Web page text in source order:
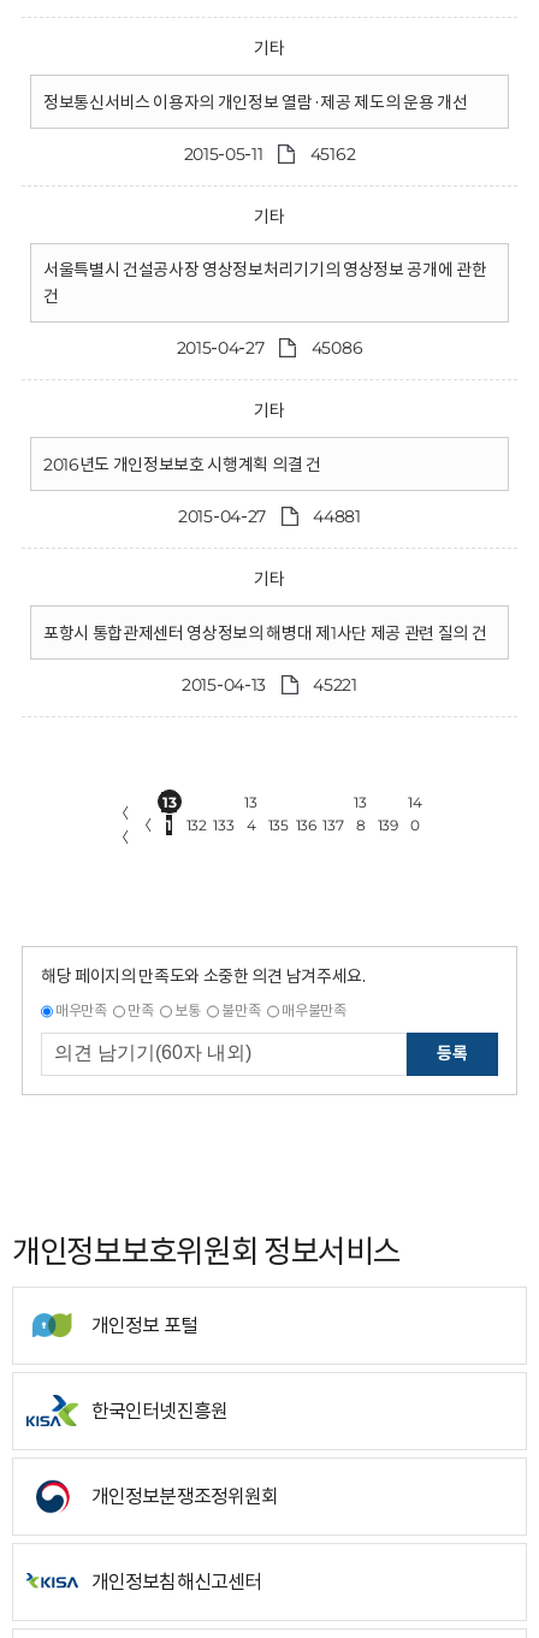
기타
정보통신서비스 이용자의 개인정보 열람·제공 제도의 운용 개선
2015-05-11 45162
기타
서울특별시 건설공사장 영상정보처리기기의 영상정보 공개에 관한
건
2015-04-27 45086
기타
2016년도 개인정보보호 시행계획 의결 건
2015-04-27 44881
기타
포항시 통합관제센터 영상정보의 해병대 제1사단 제공 관련 질의 건
2015-04-13 45221
〈
〈
〈
13
1
132 133
13
4
135 136 137
13
8
139
14
0
해당 페이지의 만족도와 소중한 의견 남겨주세요.
매우만족 만족 보통 불만족 매우불만족
등록
개인정보보호위원회 정보서비스
개인정보 포털
한국인터넷진흥원
개인정보분쟁조정위원회
개인정보침해신고센터